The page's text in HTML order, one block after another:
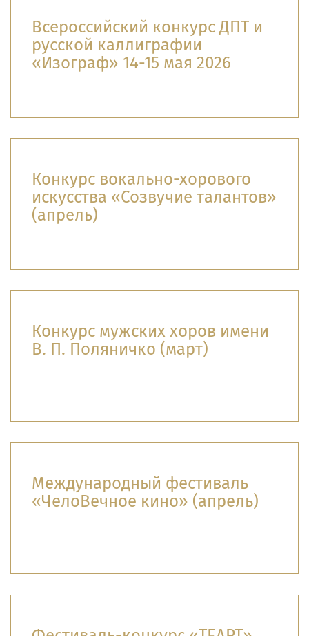
Всероссийский конкурс ДПТ и
русской каллиграфии
«Изограф» 14-15 мая 2026
Конкурс вокально-хорового
искусства «Созвучие талантов»
(апрель)
Конкурс мужских хоров имени
В. П. Поляничко (март)
Международный фестиваль
«ЧелоВечное кино» (апрель)